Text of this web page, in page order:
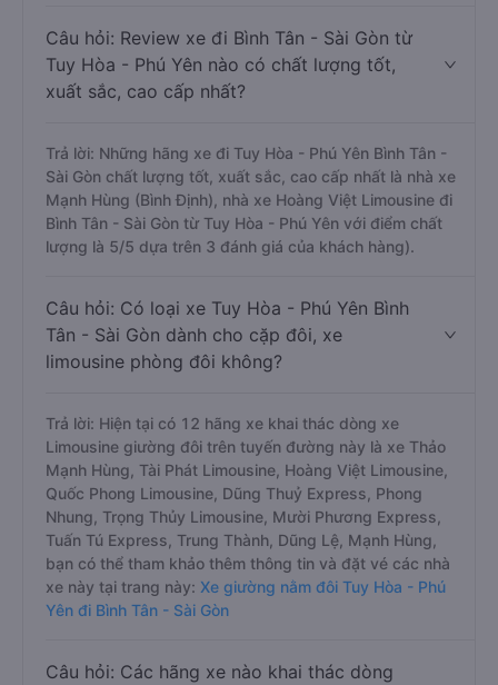
Câu hỏi: Review xe đi Bình Tân - Sài Gòn từ
Tuy Hòa - Phú Yên nào có chất lượng tốt,
xuất sắc, cao cấp nhất?
Trả lời: Những hãng xe đi Tuy Hòa - Phú Yên Bình Tân -
Sài Gòn chất lượng tốt, xuất sắc, cao cấp nhất là nhà xe
Mạnh Hùng (Bình Định), nhà xe Hoàng Việt Limousine đi
Bình Tân - Sài Gòn từ Tuy Hòa - Phú Yên với điểm chất
lượng là 5/5 dựa trên 3 đánh giá của khách hàng).
Câu hỏi: Có loại xe Tuy Hòa - Phú Yên Bình
Tân - Sài Gòn dành cho cặp đôi, xe
limousine phòng đôi không?
Trả lời: Hiện tại có 12 hãng xe khai thác dòng xe
Limousine giường đôi trên tuyến đường này là xe Thảo
Mạnh Hùng, Tài Phát Limousine, Hoàng Việt Limousine,
Quốc Phong Limousine, Dũng Thuỷ Express, Phong
Nhung, Trọng Thủy Limousine, Mười Phương Express,
Tuấn Tú Express, Trung Thành, Dũng Lệ, Mạnh Hùng,
bạn có thể tham khảo thêm thông tin và đặt vé các nhà
xe này tại trang này: Xe giường nằm đôi Tuy Hòa - Phú
Yên đi Bình Tân - Sài Gòn
Câu hỏi: Các hãng xe nào khai thác dòng